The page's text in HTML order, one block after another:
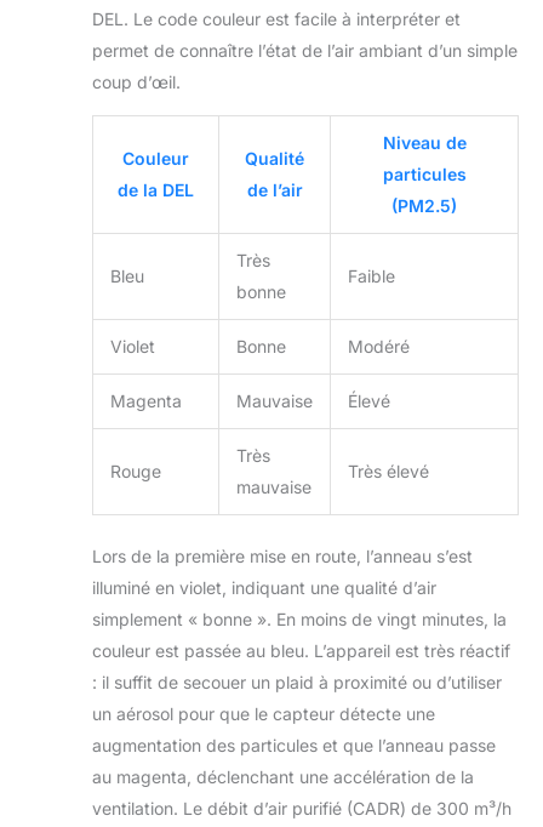
DEL. Le code couleur est facile à interpréter et
permet de connaître l’état de l’air ambiant d’un simple
coup d’œil.
Couleur
de la DEL
Qualité
de l’air
Niveau de
particules
(PM2.5)
Bleu
Très
bonne
Faible
Violet Bonne Modéré
Magenta Mauvaise Élevé
Rouge
Très
mauvaise
Très élevé
Lors de la première mise en route, l’anneau s’est
illuminé en violet, indiquant une qualité d’air
simplement « bonne ». En moins de vingt minutes, la
couleur est passée au bleu. L’appareil est très réactif
: il suffit de secouer un plaid à proximité ou d’utiliser
un aérosol pour que le capteur détecte une
augmentation des particules et que l’anneau passe
au magenta, déclenchant une accélération de la
ventilation. Le débit d’air purifié (CADR) de 300 m³/h